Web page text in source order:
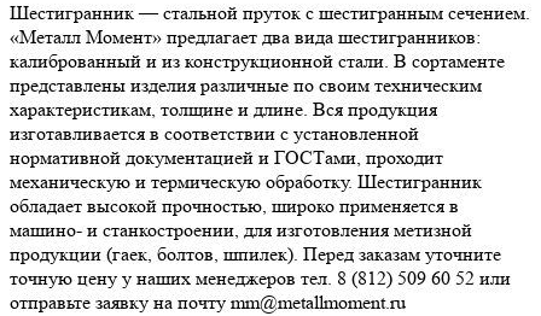
Шестигранник — стальной пруток с шестигранным сечением.
«Металл Момент» предлагает два вида шестигранников:
калиброванный и из конструкционной стали. В сортаменте
представлены изделия различные по своим техническим
характеристикам, толщине и длине. Вся продукция
изготавливается в соответствии с установленной
нормативной документацией и ГОСТами, проходит
механическую и термическую обработку. Шестигранник
обладает высокой прочностью, широко применяется в
машино- и станкостроении, для изготовления метизной
продукции (гаек, болтов, шпилек). Перед заказам уточните
точную цену у наших менеджеров тел. 8 (812) 509 60 52 или
отправьте заявку на почту mm@metallmoment.ru